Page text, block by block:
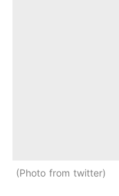
Photo from twitter